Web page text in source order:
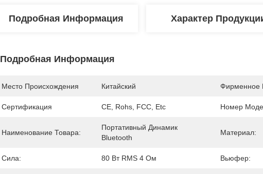
Подробная Информация Характер
Подробная Информация
Место Происхождения Китайский Фирменное
Сертификация CE, Rohs, FCC, Etc Номер
Наименование Товара:
Портативный Динамик
Bluetooth
Материал:
Сила: 80 Вт RMS 4 Ом Вьюфер: